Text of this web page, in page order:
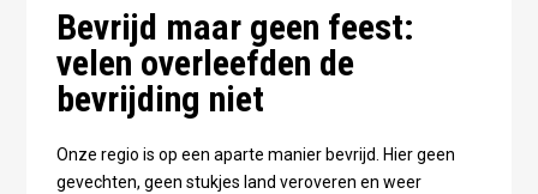
Bevrijd maar geen feest:
velen overleefden de
bevrijding niet
Onze regio is op een aparte manier bevrijd. Hier geen
gevechten, geen stukjes land veroveren en weer